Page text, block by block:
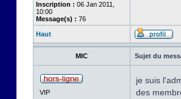
Inscription : 06 Jan 2011,
10:00
Message(s) : 76
Haut
MIC Sujet du
VIP
je suis
des